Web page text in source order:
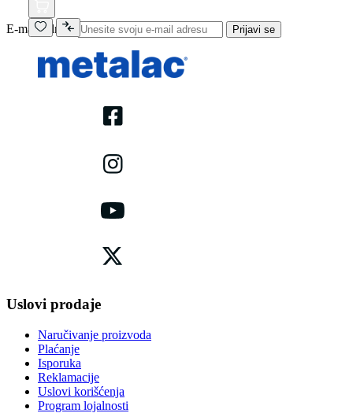
E-mail adresa Prijavi se
Uslovi prodaje
Naručivanje proizvoda
Plaćanje
Isporuka
Reklamacije
Uslovi korišćenja
Program lojalnosti